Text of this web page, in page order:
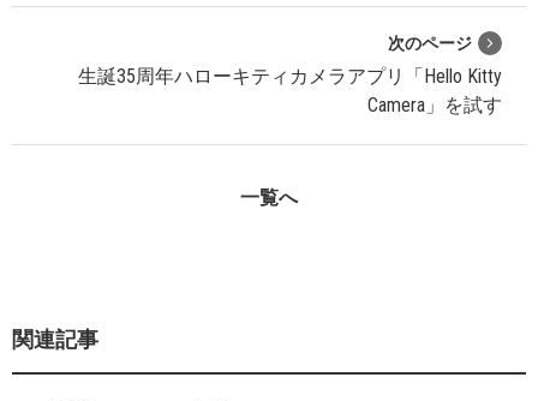
次のページ
生誕35周年ハローキティカメラアプリ「Hello Kitty
Camera」を試す
一覧へ
関連記事